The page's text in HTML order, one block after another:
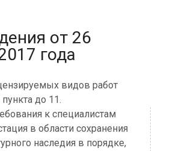
от 26
года
видов работ
до 11.
к специалистам
в области сохранения
наследия в порядке,